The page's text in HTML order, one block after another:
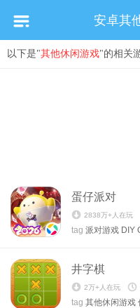
安卓其
以下是"其他休闲游戏"的相关
蛋仔派对
2838万+人在玩
tag 派对游戏 DIY
井字棋
2万+人在玩
tag 其他休闲游戏